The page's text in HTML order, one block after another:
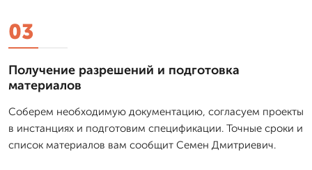
03
Получение разрешений и подготовка
материалов
Соберем необходимую документацию, согласуем проекты
в инстанциях и подготовим спецификации. Точные сроки и
список материалов вам сообщит Семен Дмитриевич.